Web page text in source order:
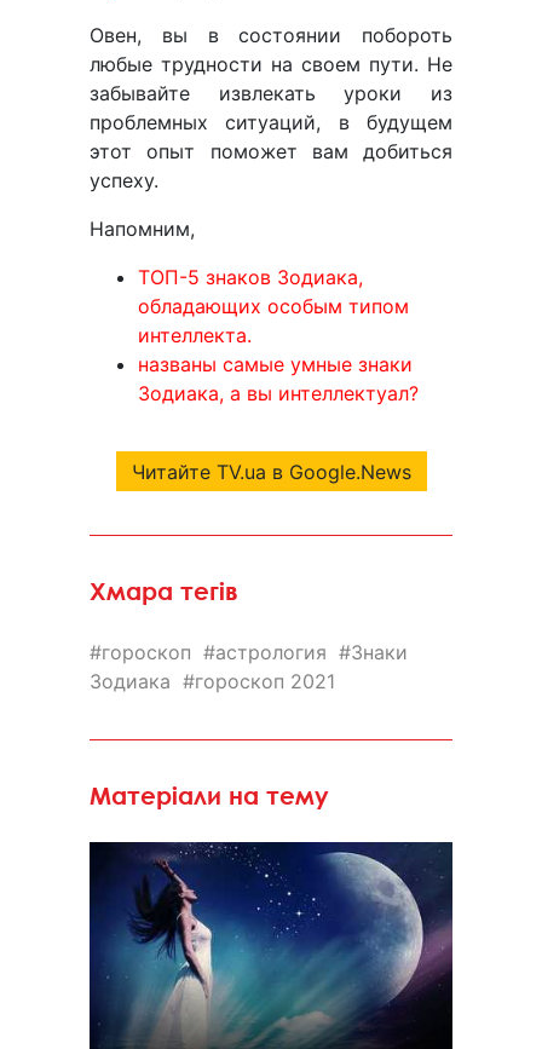
Овен, вы в состоянии побороть
любые трудности на своем пути. Не
забывайте извлекать уроки из
проблемных ситуаций, в будущем
этот опыт поможет вам добиться
успеху.
Напомним,
ТОП-5 знаков Зодиака,
обладающих особым типом
интеллекта.
названы самые умные знаки
Зодиака, а вы интеллектуал?
Читайте TV.ua в Google.News
Хмара тегів
гороскоп астрология
Знаки
Зодиака
гороскоп 2021
Матеріали на тему